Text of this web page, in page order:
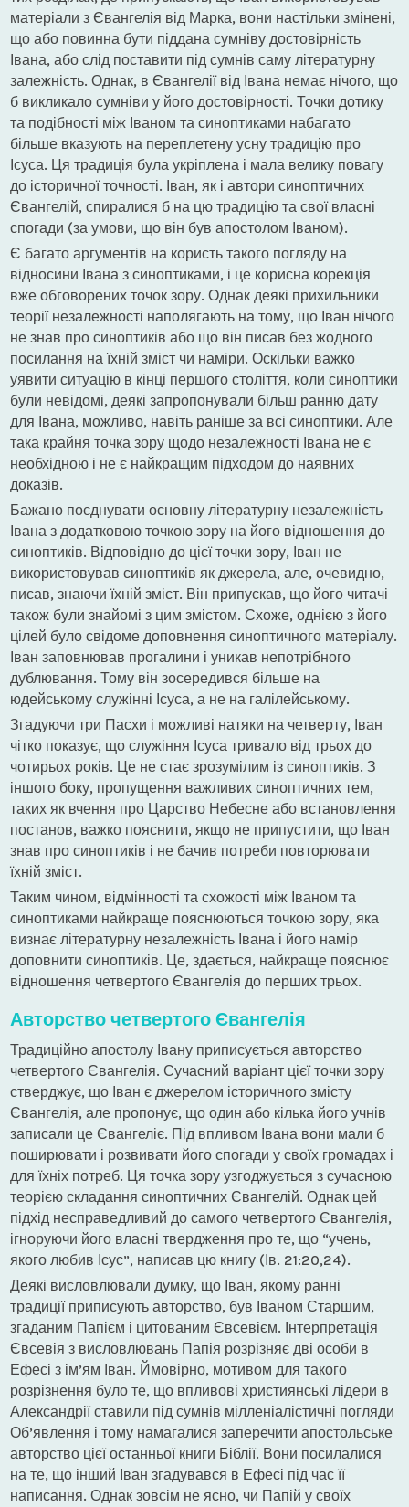
матеріали з Євангелія від Марка, вони настільки змінені,
що або повинна бути піддана сумніву достовірність
Івана, або слід поставити під сумнів саму літературну
залежність. Однак, в Євангелії від Івана немає нічого, що
б викликало сумніви у його достовірності. Точки дотику
та подібності між Іваном та синоптиками набагато
більше вказують на переплетену усну традицію про
Ісуса. Ця традиція була укріплена і мала велику повагу
до історичної точності. Іван, як і автори синоптичних
Євангелій, спиралися б на цю традицію та свої власні
спогади (за умови, що він був апостолом Іваном).
Є багато аргументів на користь такого погляду на
відносини Івана з синоптиками, і це корисна корекція
вже обговорених точок зору. Однак деякі прихильники
теорії незалежності наполягають на тому, що Іван нічого
не знав про синоптиків або що він писав без жодного
посилання на їхній зміст чи наміри. Оскільки важко
уявити ситуацію в кінці першого століття, коли синоптики
були невідомі, деякі запропонували більш ранню дату
для Івана, можливо, навіть раніше за всі синоптики. Але
така крайня точка зору щодо незалежності Івана не є
необхідною і не є найкращим підходом до наявних
доказів.
Бажано поєднувати основну літературну незалежність
Івана з додатковою точкою зору на його відношення до
синоптиків. Відповідно до цієї точки зору, Іван не
використовував синоптиків як джерела, але, очевидно,
писав, знаючи їхній зміст. Він припускав, що його читачі
також були знайомі з цим змістом. Схоже, однією з його
цілей було свідоме доповнення синоптичного матеріалу.
Іван заповнював прогалини і уникав непотрібного
дублювання. Тому він зосередився більше на
юдейському служінні Ісуса, а не на галілейському.
Згадуючи три Пасхи і можливі натяки на четверту, Іван
чітко показує, що служіння Ісуса тривало від трьох до
чотирьох років. Це не стає зрозумілим із синоптиків. З
іншого боку, пропущення важливих синоптичних тем,
таких як вчення про Царство Небесне або встановлення
постанов, важко пояснити, якщо не припустити, що Іван
знав про синоптиків і не бачив потреби повторювати
їхній зміст.
Таким чином, відмінності та схожості між Іваном та
синоптиками найкраще пояснюються точкою зору, яка
визнає літературну незалежність Івана і його намір
доповнити синоптиків. Це, здається, найкраще пояснює
відношення четвертого Євангелія до перших трьох.
Авторство четвертого Євангелія
Традиційно апостолу Івану приписується авторство
четвертого Євангелія. Сучасний варіант цієї точки зору
стверджує, що Іван є джерелом історичного змісту
Євангелія, але пропонує, що один або кілька його учнів
записали це Євангеліє. Під впливом Івана вони мали б
поширювати і розвивати його спогади у своїх громадах і
для їхніх потреб. Ця точка зору узгоджується з сучасною
теорією складання синоптичних Євангелій. Однак цей
підхід несправедливий до самого четвертого Євангелія,
ігноруючи його власні твердження про те, що “учень,
якого любив Ісус”, написав цю книгу (Ів. 21:20,24).
Деякі висловлювали думку, що Іван, якому ранні
традиції приписують авторство, був Іваном Старшим,
згаданим Папієм і цитованим Євсевієм. Інтерпретація
Євсевія з висловлювань Папія розрізняє дві особи в
Ефесі з ім’ям Іван. Ймовірно, мотивом для такого
розрізнення було те, що впливові християнські лідери в
Александрії ставили під сумнів мілленіалістичні погляди
Об’явлення і тому намагалися заперечити апостольське
авторство цієї останньої книги Біблії. Вони посилалися
на те, що інший Іван згадувався в Ефесі під час її
написання. Однак зовсім не ясно, чи Папій у своїх